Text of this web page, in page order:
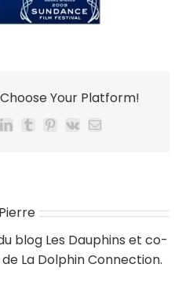
Your Platform!
LinkedIn
TumblrPinterest
Vk Email
Pierre
blog Les Dauphins et co-
La Dolphin Connection.